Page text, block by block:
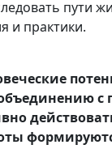
пути
и практики.
с